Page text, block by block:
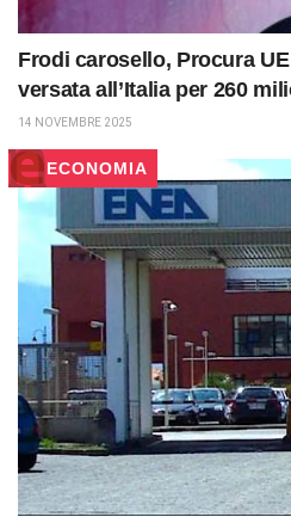
Frodi carosello, Procura
versata all’Italia per 260
14 NOVEMBRE 2025
ECONOMIA